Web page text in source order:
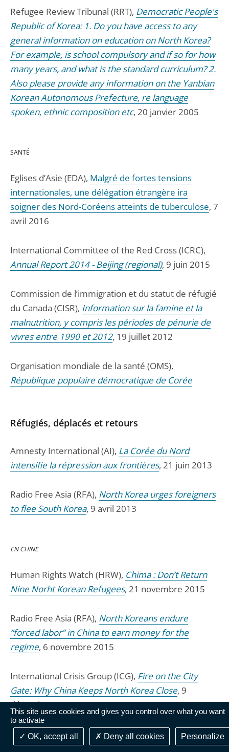
This site uses cookies and gives you control over what you want
to activate
OK, accept all
Deny all cookies Personalize
Refugee Review Tribunal (RRT), Democratic People's
Republic of Korea: 1. Do you have access to any
general information on education on North Korea?
For example, is school compulsory and if so for how
many years, and what is the standard curriculum? 2.
Also please provide any information on the Yanbian
Korean Autonomous Prefecture, re language
spoken, ethnic composition etc, 20 janvier 2005
SANTÉ
Eglises d’Asie (EDA), Malgré de fortes tensions
internationales, une délégation étrangère ira
soigner des Nord-Coréens atteints de tuberculose, 7
avril 2016
International Committee of the Red Cross (ICRC),
Annual Report 2014 - Beijing (regional), 9 juin 2015
Commission de l’immigration et du statut de réfugié
du Canada (CISR), Information sur la famine et la
malnutrition, y compris les périodes de pénurie de
vivres entre 1990 et 2012, 19 juillet 2012
Organisation mondiale de la santé (OMS),
République populaire démocratique de Corée
Réfugiés, déplacés et retours
Amnesty International (AI), La Corée du Nord
intensifie la répression aux frontières, 21 juin 2013
Radio Free Asia (RFA), North Korea urges foreigners
to flee South Korea, 9 avril 2013
EN CHINE
Human Rights Watch (HRW), Chima : Don’t Return
Nine Norht Korean Refugees, 21 novembre 2015
Radio Free Asia (RFA), North Koreans endure
“forced labor” in China to earn money for the
regime, 6 novembre 2015
International Crisis Group (ICG), Fire on the City
Gate: Why China Keeps North Korea Close, 9
décembre 2013
Radio Free Asia (RFA),Hard Life for North Korean
Orphans in China, 12 juin 2013